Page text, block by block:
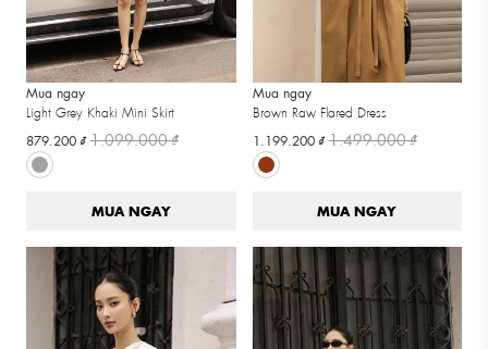
Mua ngay
Light Grey Khaki Mini Skirt
879.200 ₫1.099.000 ₫
MUA NGAY
Mua ngay
Brown Raw Flared Dress
1.199.200 ₫1.499.000 ₫
MUA NGAY